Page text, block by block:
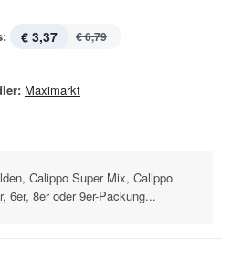
€ 3,37 € 6,79
Maximarkt
Calippo Super Mix, Calippo
6er, 8er oder 9er-Packung...